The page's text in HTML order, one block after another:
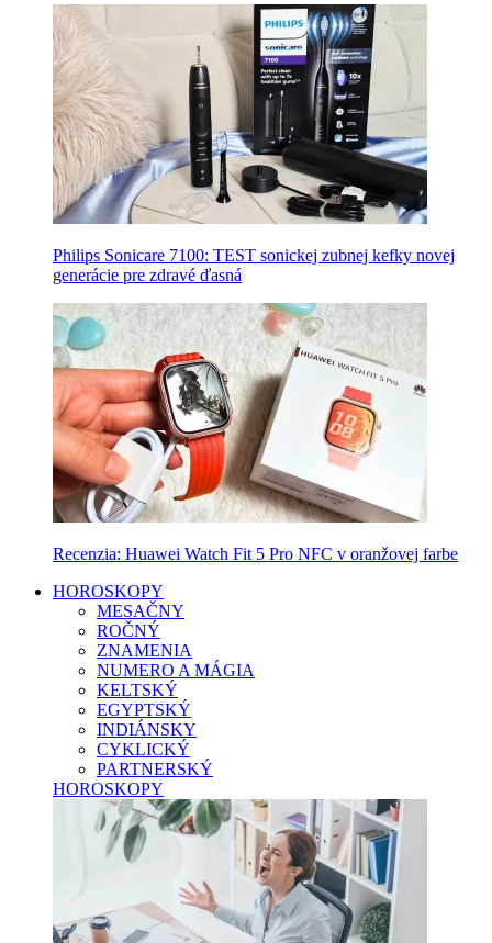
Philips Sonicare 7100: TEST sonickej zubnej kefky novej
generácie pre zdravé ďasná
Recenzia: Huawei Watch Fit 5 Pro NFC v oranžovej farbe
HOROSKOPY
MESAČNY
ROČNÝ
ZNAMENIA
NUMERO A MÁGIA
KELTSKÝ
EGYPTSKÝ
INDIÁNSKY
CYKLICKÝ
PARTNERSKÝ
HOROSKOPY